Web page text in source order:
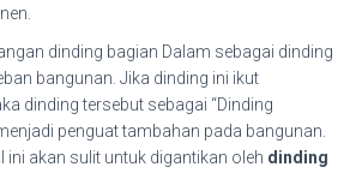
dinding bagian Dalam sebagai dinding
bangunan. Jika dinding ini ikut
dinding tersebut sebagai “Dinding
penguat tambahan pada bangunan.
ini akan sulit untuk digantikan oleh dinding